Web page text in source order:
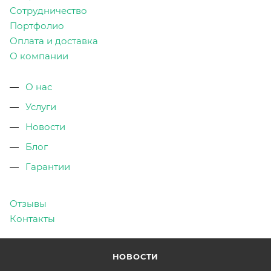
Сотрудничество
Портфолио
Оплата и доставка
О компании
О нас
Услуги
Новости
Блог
Гарантии
Отзывы
Контакты
НОВОСТИ